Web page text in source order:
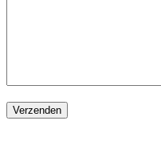
Verzenden